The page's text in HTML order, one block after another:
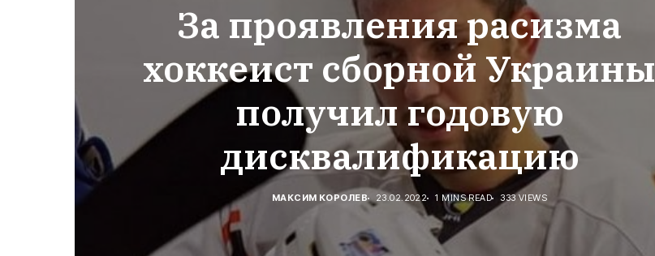
За проявления расизма
хоккеист сборной Украины
получил годовую
дисквалификацию
МАКСИМ КОРОЛЕВ 23.02.2022 1 MINS READ 333 VIEWS